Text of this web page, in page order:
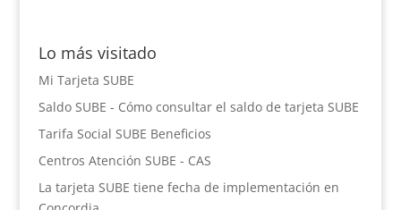
Lo más visitado
Mi Tarjeta SUBE
Saldo SUBE - Cómo consultar el saldo de tarjeta SUBE
Tarifa Social SUBE Beneficios
Centros Atención SUBE - CAS
La tarjeta SUBE tiene fecha de implementación en